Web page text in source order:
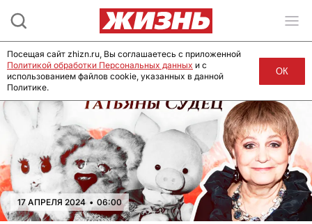
17 АПРЕЛЯ 2024 • 06:00
Посещая сайт zhizn.ru, Вы соглашаетесь с приложенной
Политикой обработки Персональных данных и с
использованием файлов cookie, указанных в данной
Политике.
ОК